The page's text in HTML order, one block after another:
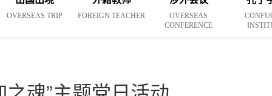
OVERSEAS TRIP FOREIGN TEACHER
OVERSEAS
CONFERENCE